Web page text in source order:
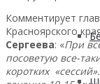
Комментирует
Красноярского
Сергеева: «При
посоветую все-
коротких